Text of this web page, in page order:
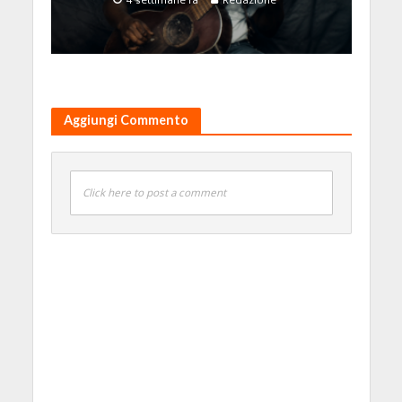
Aggiungi Commento
Click here to post a comment